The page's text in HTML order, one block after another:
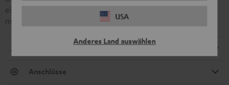
USA
Anderes Land auswählen
einer unteren Grenzfrequenz von 35 Hz abbilden und damit
manche Heimkinoanlagen in den Schatten stellen.
Abmessungen
Anschlüsse